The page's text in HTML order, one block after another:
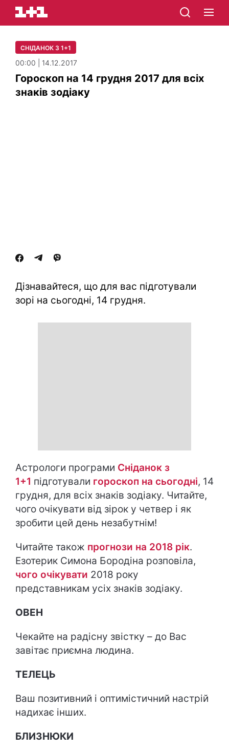
СНІДАНОК З 1+1
00:00 | 14.12.2017
Гороскоп на 14 грудня 2017 для всіх
знаків зодіаку
Дізнавайтеся, що для вас підготували
зорі на сьогодні, 14 грудня.
Астрологи програми Сніданок з
1+1 підготували гороскоп на cьогодні, 14
грудня, для всіх знаків зодіаку. Читайте,
чого очікувати від зірок у четвер і як
зробити цей день незабутнім!
Читайте також прогнози на 2018 рік.
Езотерик Симона Бородіна розповіла,
чого очікувати 2018 року
представникам усіх знаків зодіаку.
ОВЕН
Чекайте на радісну звістку – до Вас
завітає приємна людина.
ТЕЛЕЦЬ
Ваш позитивний і оптимістичний настрій
надихає інших.
БЛИЗНЮКИ